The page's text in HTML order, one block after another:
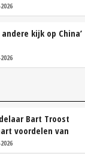
andere kijk op China’
Bart Troost
voordelen van
voerfusie